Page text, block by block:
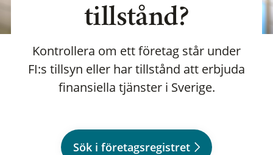
tillstånd?
Kontrollera om ett företag står under
FI:s tillsyn eller har tillstånd att erbjuda
finansiella tjänster i Sverige.
Sök i företagsregistret